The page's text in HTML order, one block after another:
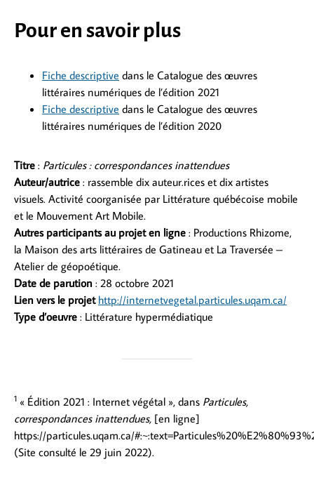
Pour en savoir plus
Fiche descriptive dans le Catalogue des œuvres
littéraires numériques de l’édition 2021
Fiche descriptive dans le Catalogue des œuvres
littéraires numériques de l’édition 2020
Titre : Particules : correspondances inattendues
Auteur/autrice : rassemble dix auteur.rices et dix artistes
visuels. Activité coorganisée par Littérature québécoise mobile
et le Mouvement Art Mobile.
Autres participants au projet en ligne : Productions Rhizome,
la Maison des arts littéraires de Gatineau et La Traversée –
Atelier de géopoétique.
Date de parution : 28 octobre 2021
Lien vers le projet http://internetvegetal.particules.uqam.ca/
Type d’oeuvre : Littérature hypermédiatique
1 « Édition 2021 : Internet végétal », dans Particules,
correspondances inattendues, [en ligne]
https://particules.uqam.ca/
(Site consulté le 29 juin 2022).